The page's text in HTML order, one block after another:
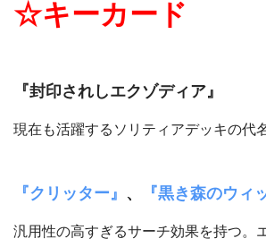
☆キーカード
『封印されしエクゾディア』
現在も活躍するソリティアデッキの代
『クリッター』 、 『黒き森のウィ
汎用性の高すぎるサーチ効果を持つ。